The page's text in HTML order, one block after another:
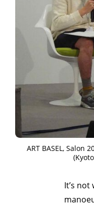
ART BASEL, Salon
It’s